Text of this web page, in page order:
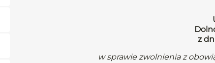
z
w sprawie zwolnienia z